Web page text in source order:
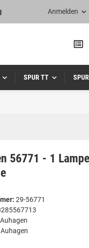
Anmelden
SPUR TT
56771 - 1
29-56771
Auhagen
Auhagen